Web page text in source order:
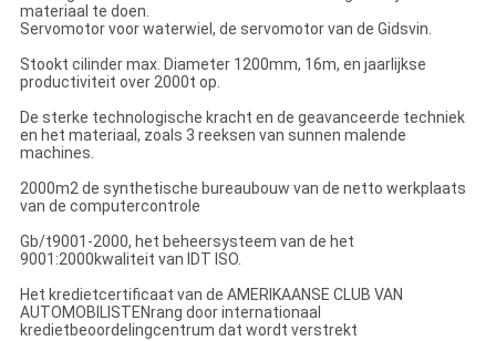
materiaal te doen.
Servomotor voor waterwiel, de servomotor van de Gidsvin.
Stookt cilinder max. Diameter 1200mm, 16m, en jaarlijkse
productiviteit over 2000t op.
De sterke technologische kracht en de geavanceerde techniek
en het materiaal, zoals 3 reeksen van sunnen malende
machines.
2000m2 de synthetische bureaubouw van de netto werkplaats
van de computercontrole
Gb/t9001-2000, het beheersysteem van de het
9001:2000kwaliteit van IDT ISO.
Het kredietcertificaat van de AMERIKAANSE CLUB VAN
AUTOMOBILISTENrang door internationaal
kredietbeoordelingcentrum dat wordt verstrekt